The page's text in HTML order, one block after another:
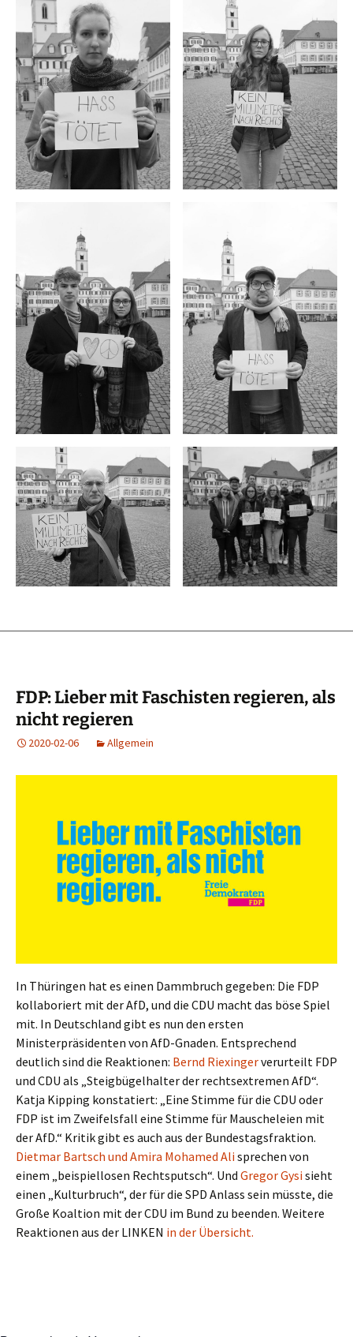
FDP: Lieber mit Faschisten regieren, als
nicht regieren
2020-02-06 Allgemein
In Thüringen hat es einen Dammbruch gegeben: Die FDP
kollaboriert mit der AfD, und die CDU macht das böse Spiel
mit. In Deutschland gibt es nun den ersten
Ministerpräsidenten von AfD-Gnaden. Entsprechend
deutlich sind die Reaktionen: Bernd Riexingerverurteilt FDP
und CDU als „Steigbügelhalter der rechtsextremen AfD“.
Katja Kipping konstatiert: „Eine Stimme für die CDU oder
FDP ist im Zweifelsfall eine Stimme für Mauscheleien mit
der AfD.“ Kritik gibt es auch aus der Bundestagsfraktion.
Dietmar Bartsch und Amira Mohamed Alisprechen von
einem „beispiellosen Rechtsputsch“. Und Gregor Gysisieht
einen „Kulturbruch“, der für die SPD Anlass sein müsste, die
Große Koaltion mit der CDU im Bund zu beenden. Weitere
Reaktionen aus der LINKEN in der Übersicht.